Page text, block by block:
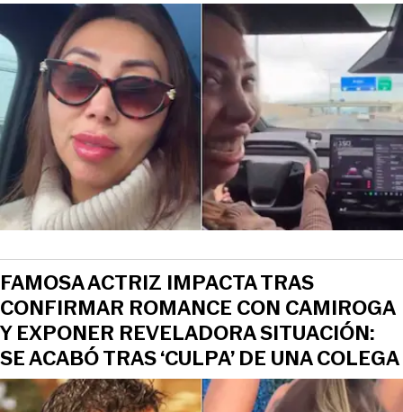
FAMOSA ACTRIZ IMPACTA TRAS
CONFIRMAR ROMANCE CON CAMIROGA
Y EXPONER REVELADORA SITUACIÓN:
SE ACABÓ TRAS ‘CULPA’ DE UNA COLEGA